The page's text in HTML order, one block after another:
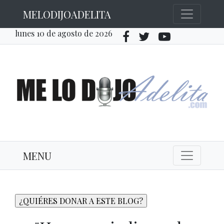
MELODIJOADELITA
lunes 10 de agosto de 2026
MENU